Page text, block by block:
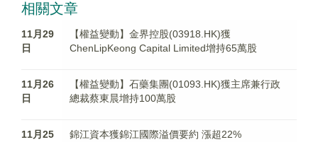
相關文章
11月29
日
【權益變動】金界控股(03918.HK)獲
ChenLipKeong Capital Limited增持65萬股
11月26
日
【權益變動】石藥集團(01093.HK)獲主席兼行政
總裁蔡東晨增持100萬股
11月25
錦江資本獲錦江國際溢價要約 漲超22%